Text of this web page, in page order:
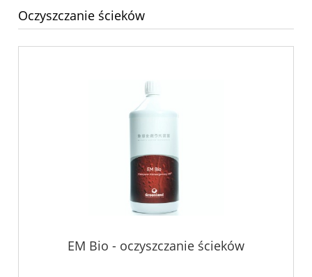
Oczyszczanie ścieków
EM Bio - oczyszczanie ścieków